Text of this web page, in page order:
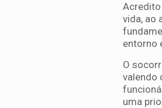
Acredito
vida, ao
entorno
O
valendo
uma